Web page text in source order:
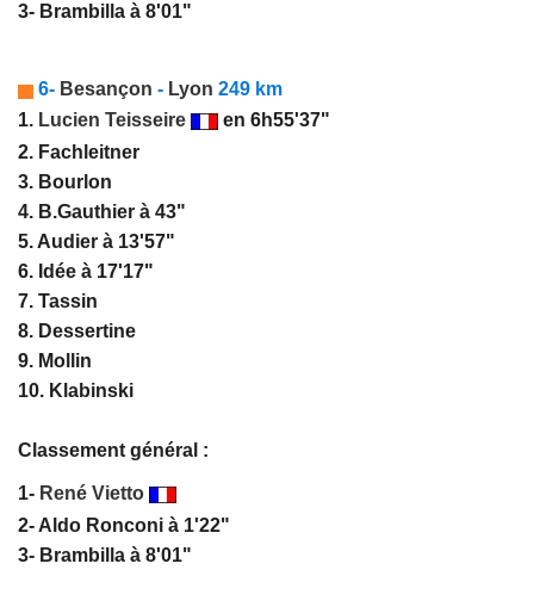
3- Brambilla à 8'01"
6- Besançon - Lyon 249 km
1. Lucien Teisseire
en 6h55'37"
2. Fachleitner
3. Bourlon
4. B.Gauthier à 43"
5. Audier à 13'57"
6. Idée à 17'17"
7. Tassin
8. Dessertine
9. Mollin
10. Klabinski
Classement général :
1- René Vietto
2- Aldo Ronconi à 1'22"
3- Brambilla à 8'01"